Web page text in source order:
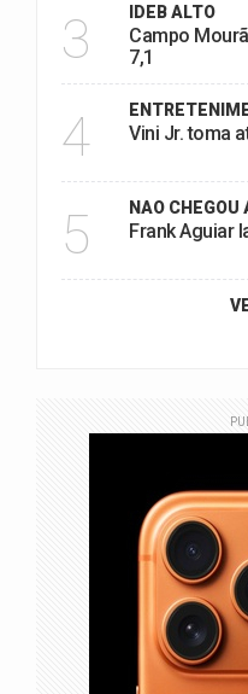
3 IDEB ALTO
Campo
7,1
4 Vini Jr. toma
5 NAO CHEGOU
Frank Aguiar